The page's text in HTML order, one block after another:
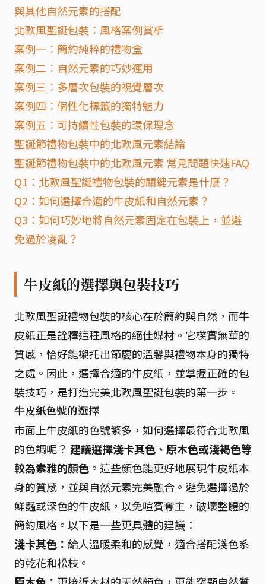
與其他自然元素的搭配
北歐風聖誕包裝：風格案例賞析
案例一：簡約純粹的禮物盒
案例二：自然元素的巧妙運用
案例三：多層次包裝的視覺層次
案例四：個性化標籤的獨特魅力
案例五：可持續性包裝的環保理念
聖誕節禮物包裝中的北歐風元素結論
聖誕節禮物包裝中的北歐風元素 常見問題快速FAQ
Q1：北歐風聖誕禮物包裝的關鍵元素是什麼？
Q2：如何選擇合適的牛皮紙和自然元素？
Q3：如何巧妙地將自然元素固定在包裝上，並避
免過於凌亂？
牛皮紙的選擇與包裝技巧
北歐風聖誕禮物包裝的核心在於簡約與自然，而牛
皮紙正是詮釋這種風格的絕佳媒材。它樸實無華的
質感，恰好能襯托出節慶的溫馨與禮物本身的獨特
之處。因此，選擇合適的牛皮紙，並掌握正確的包
裝技巧，是打造完美北歐風聖誕包裝的第一步。
牛皮紙色號的選擇
市面上牛皮紙的色號繁多，如何選擇最符合北歐風
的色調呢？ 建議選擇淺卡其色、原木色或淺褐色等
較為素雅的顏色 。這些顏色能更好地展現牛皮紙本
身的質感，並與自然元素完美融合。避免選擇過於
鮮豔或深色的牛皮紙，以免喧賓奪主，破壞整體的
簡約風格。以下是一些更具體的建議：
淺卡其色： 給人溫暖柔和的感覺，適合搭配淺色系
的乾花和松枝。